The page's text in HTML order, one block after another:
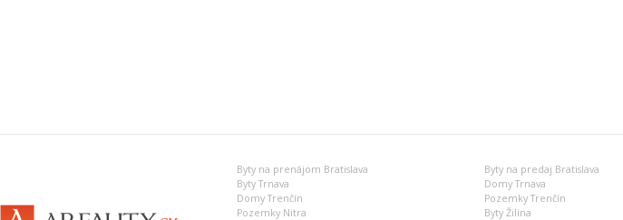
Byty na prenájom Bratislava Byty na predaj Bratislava
Byty Trnava
Domy Trnava
Domy Trenčín
Pozemky Trenčín
Pozemky Nitra
Byty Žilina